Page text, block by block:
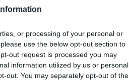
or processing of your personal or
use the below opt-out section to
out request is processed you may
information utilized by us or personal
out. You may separately opt-out of the